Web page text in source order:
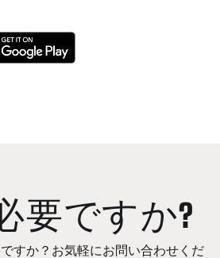
要ですか?
すか？お気軽にお問い合わせくだ